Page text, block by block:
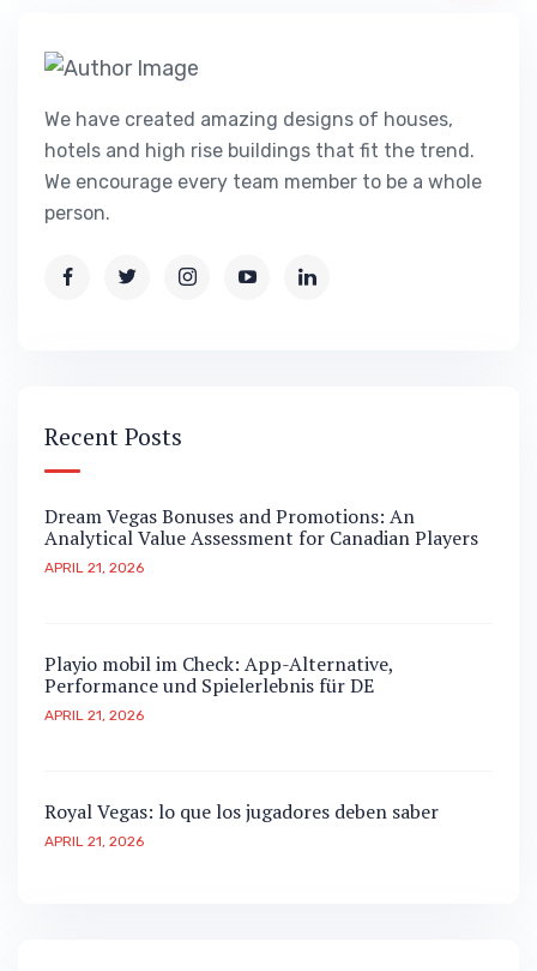
We have created amazing designs of houses,
hotels and high rise buildings that fit the trend.
We encourage every team member to be a whole
person.
Recent Posts
Dream Vegas Bonuses and Promotions: An
Analytical Value Assessment for Canadian Players
APRIL 21, 2026
Playio mobil im Check: App-Alternative,
Performance und Spielerlebnis für DE
APRIL 21, 2026
Royal Vegas: lo que los jugadores deben saber
APRIL 21, 2026